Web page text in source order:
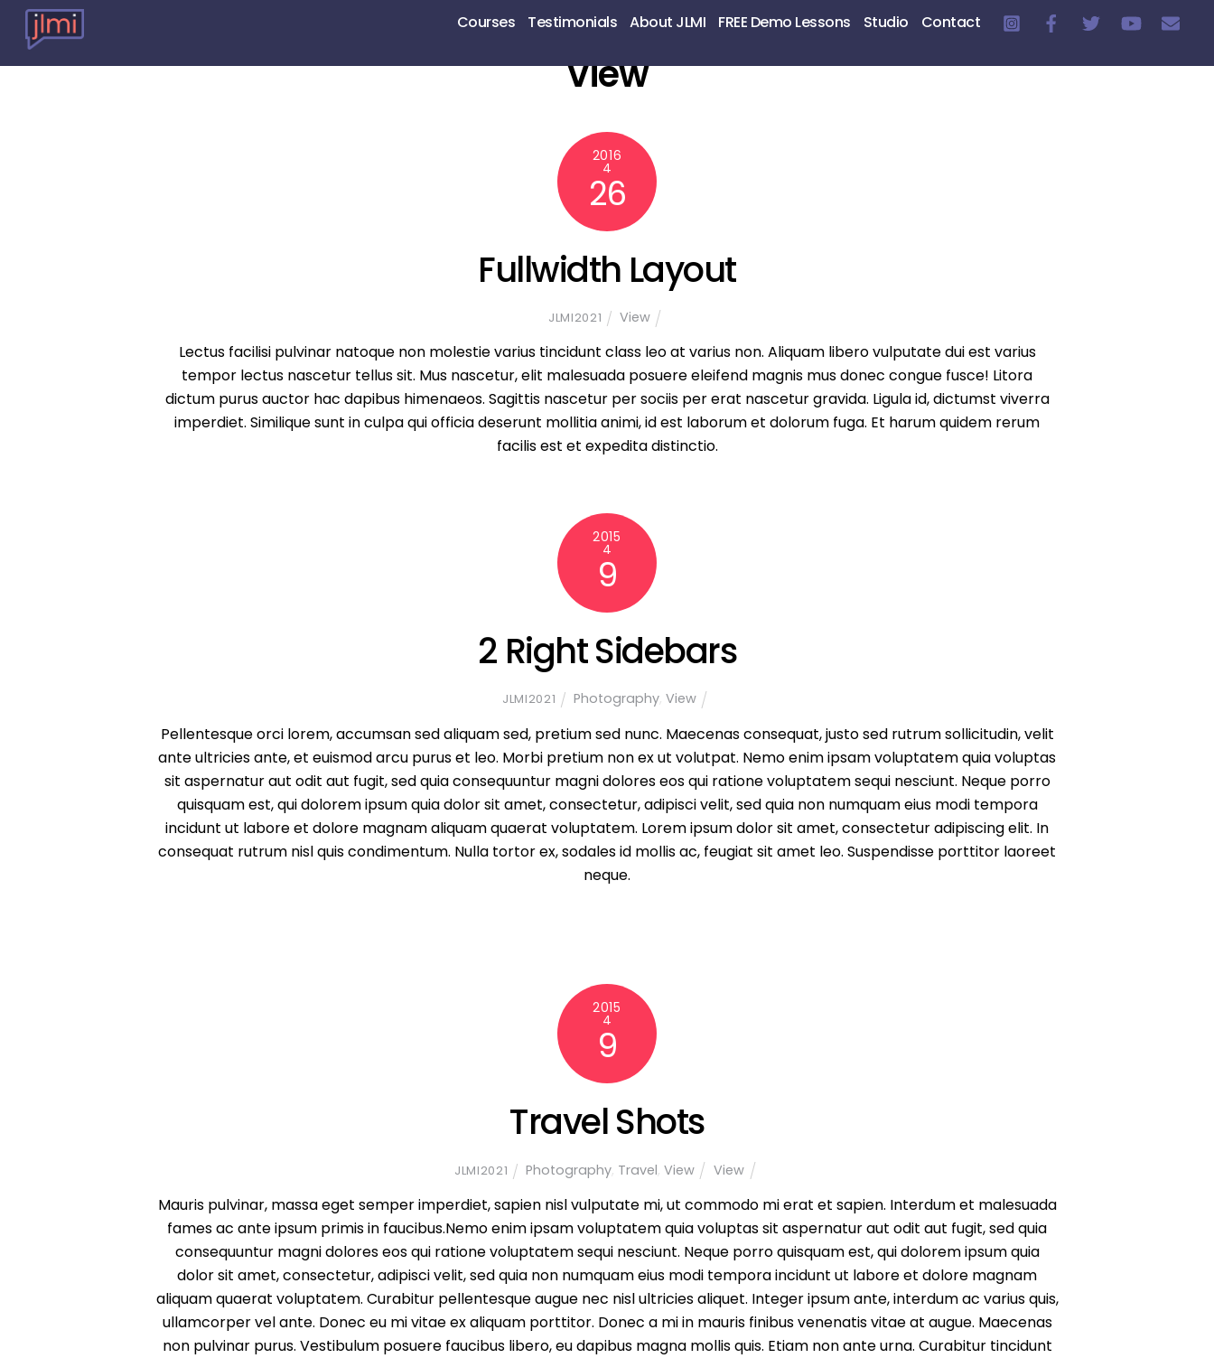
Courses Testimonials About JLMI FREE Demo Lessons Studio Contact
View
2016
4
26
Fullwidth Layout
JLMI2021 View
Lectus facilisi pulvinar natoque non molestie varius tincidunt class leo at varius non. Aliquam libero vulputate dui est varius
tempor lectus nascetur tellus sit. Mus nascetur, elit malesuada posuere eleifend magnis mus donec congue fusce! Litora
dictum purus auctor hac dapibus himenaeos. Sagittis nascetur per sociis per erat nascetur gravida. Ligula id, dictumst viverra
imperdiet. Similique sunt in culpa qui officia deserunt mollitia animi, id est laborum et dolorum fuga. Et harum quidem rerum
facilis est et expedita distinctio.
2015
4
9
2 Right Sidebars
JLMI2021 Photography, View
Pellentesque orci lorem, accumsan sed aliquam sed, pretium sed nunc. Maecenas consequat, justo sed rutrum sollicitudin, velit
ante ultricies ante, et euismod arcu purus et leo. Morbi pretium non ex ut volutpat. Nemo enim ipsam voluptatem quia voluptas
sit aspernatur aut odit aut fugit, sed quia consequuntur magni dolores eos qui ratione voluptatem sequi nesciunt. Neque porro
quisquam est, qui dolorem ipsum quia dolor sit amet, consectetur, adipisci velit, sed quia non numquam eius modi tempora
incidunt ut labore et dolore magnam aliquam quaerat voluptatem. Lorem ipsum dolor sit amet, consectetur adipiscing elit. In
consequat rutrum nisl quis condimentum. Nulla tortor ex, sodales id mollis ac, feugiat sit amet leo. Suspendisse porttitor laoreet
neque.
2015
4
9
Travel Shots
JLMI2021 Photography, Travel, View View
Mauris pulvinar, massa eget semper imperdiet, sapien nisl vulputate mi, ut commodo mi erat et sapien. Interdum et malesuada
fames ac ante ipsum primis in faucibus.Nemo enim ipsam voluptatem quia voluptas sit aspernatur aut odit aut fugit, sed quia
consequuntur magni dolores eos qui ratione voluptatem sequi nesciunt. Neque porro quisquam est, qui dolorem ipsum quia
dolor sit amet, consectetur, adipisci velit, sed quia non numquam eius modi tempora incidunt ut labore et dolore magnam
aliquam quaerat voluptatem. Curabitur pellentesque augue nec nisl ultricies aliquet. Integer ipsum ante, interdum ac varius quis,
ullamcorper vel ante. Donec eu mi vitae ex aliquam porttitor. Donec a mi in mauris finibus venenatis vitae at augue. Maecenas
non pulvinar purus. Vestibulum posuere faucibus libero, eu dapibus magna mollis quis. Etiam non ante urna. Curabitur tincidunt